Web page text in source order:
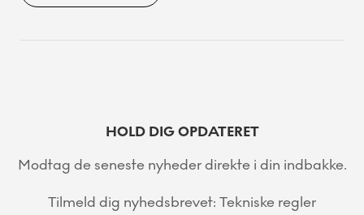
HOLD DIG OPDATERET
Modtag de seneste nyheder direkte i din indbakke.
Tilmeld dig nyhedsbrevet: Tekniske regler